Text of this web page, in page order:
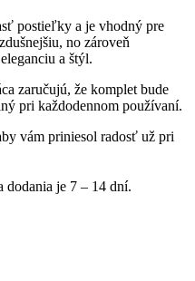
postieľky a je vhodný pre
no zároveň
a štýl.
zaručujú, že komplet bude
pri každodennom používaní.
vám priniesol radosť už pri
je 7 – 14 dní.